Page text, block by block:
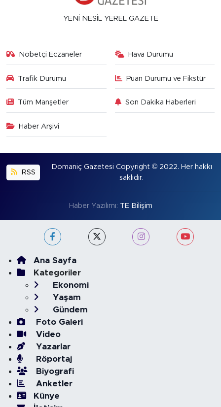
YENİ NESİL YEREL GAZETE
Nöbetçi Eczaneler Hava Durumu
Trafik Durumu Puan Durumu ve Fikstür
Tüm Manşetler Son Dakika Haberleri
Haber Arşivi
RSS
Domaniç Gazetesi Copyright © 2022. Her hakkı
saklıdır.
Haber Yazılımı: TE Bilişim
Ana Sayfa
Kategoriler
Ekonomi
Yaşam
Gündem
Foto Galeri
Video
Yazarlar
Röportaj
Biyografi
Anketler
Künye